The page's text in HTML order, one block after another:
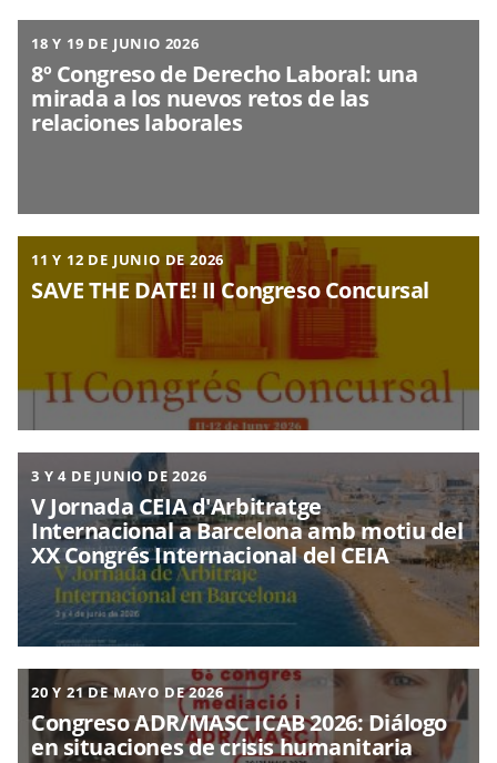
18 Y 19 DE JUNIO 2026
8º Congreso de Derecho Laboral: una
mirada a los nuevos retos de las
relaciones laborales
11 Y 12 DE JUNIO DE 2026
SAVE THE DATE! II Congreso Concursal
3 Y 4 DE JUNIO DE 2026
V Jornada CEIA d'Arbitratge
Internacional a Barcelona amb motiu del
XX Congrés Internacional del CEIA
20 Y 21 DE MAYO DE 2026
Congreso ADR/MASC ICAB 2026: Diálogo
en situaciones de crisis humanitaria